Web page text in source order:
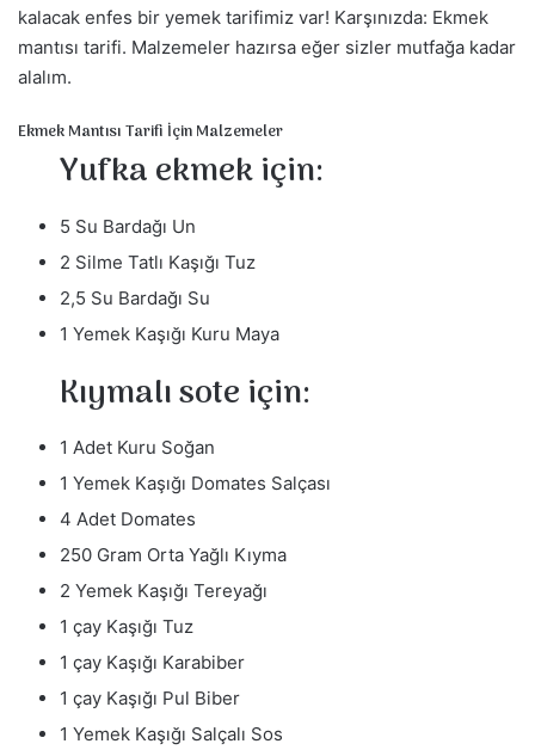
e
r
k
kalacak enfes bir yemek tarifimiz var! Karşınızda: Ekmek
mantısı tarifi. Malzemeler hazırsa eğer sizler mutfağa kadar
alalım.
Ekmek Mantısı Tarifi İçin Malzemeler
Yufka ekmek için:
5 Su Bardağı Un
2 Silme Tatlı Kaşığı Tuz
2,5 Su Bardağı Su
1 Yemek Kaşığı Kuru Maya
Kıymalı sote için:
1 Adet Kuru Soğan
1 Yemek Kaşığı Domates Salçası
4 Adet Domates
250 Gram Orta Yağlı Kıyma
2 Yemek Kaşığı Tereyağı
1 çay Kaşığı Tuz
1 çay Kaşığı Karabiber
1 çay Kaşığı Pul Biber
1 Yemek Kaşığı Salçalı Sos